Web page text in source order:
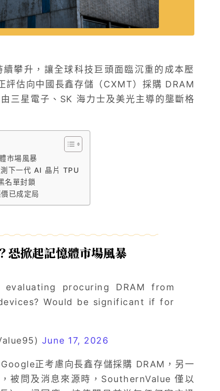
攀升，讓全球科技巨頭面臨沉重的成本壓
評估向中國長鑫存儲（CXMT）採購 DRAM
三星電子、SK 海力士及美光主導的壟斷格
市場風暴
下一代 AI 晶片 TPU
名單封鎖
已成定局
掀起記憶體市場風暴
evaluating procuring DRAM from
Would be significant if for
June 17, 2026
Google正考慮向長鑫存儲採購 DRAM，另一
被問及消息來源時，SouthernValue 僅以